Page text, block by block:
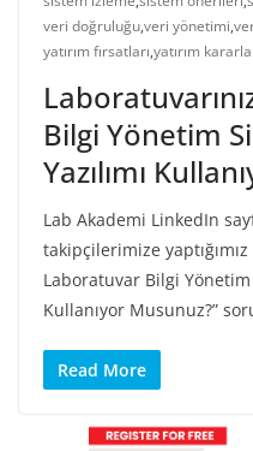
veri doğruluğu,veri yönetimi,
yatırım fırsatları,yatırım
Bilgi Yönetim
Yazılımı
Lab Akademi LinkedIn
takipçilerimize
Laboratuvar Bilgi Yönetim
Kullanıyor Musunuz?”
Read More